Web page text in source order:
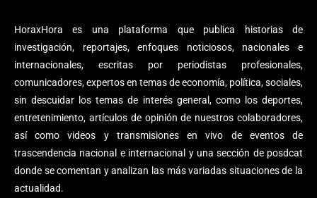
HoraxHora es una plataforma que publica historias de
investigación, reportajes, enfoques noticiosos, nacionales e
internacionales, escritas por periodistas profesionales,
comunicadores, expertos en temas de economía, política, sociales,
sin descuidar los temas de interés general, como los deportes,
entretenimiento, artículos de opinión de nuestros colaboradores,
así como videos y transmisiones en vivo de eventos de
trascendencia nacional e internacional y una sección de posdcat
donde se comentan y analizan las más variadas situaciones de la
actualidad.